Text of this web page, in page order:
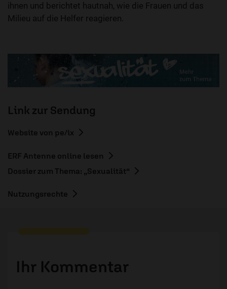
ihnen und berichtet hautnah, wie die Frauen und das
Milieu auf die Helfer reagieren.
Link zur Sendung
Website von pe/ix
ERF Antenne online lesen
Dossier zum Thema: „Sexualität“
Nutzungsrechte
Ihr Kommentar